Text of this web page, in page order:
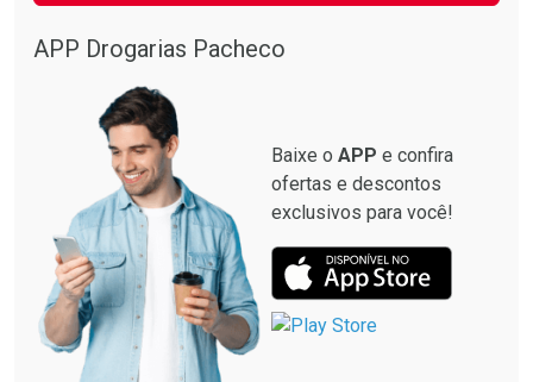
APP Drogarias Pacheco
Baixe o APP e confira
ofertas e descontos
exclusivos para você!